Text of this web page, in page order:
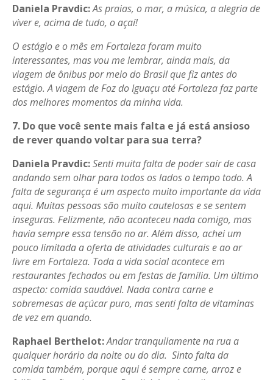
Daniela Pravdic:As praias, o mar, a música, a alegria de
viver e, acima de tudo, o açaí!
O estágio e o mês em Fortaleza foram muito
interessantes, mas vou me lembrar, ainda mais, da
viagem de ônibus por meio do Brasil que fiz antes do
estágio. A viagem de Foz do Iguaçu até Fortaleza faz parte
dos melhores momentos da minha vida.
7. Do que você sente mais falta e já está ansioso
de rever quando voltar para sua terra?
Daniela Pravdic:Senti muita falta de poder sair de casa
andando sem olhar para todos os lados o tempo todo. A
falta de segurança é um aspecto muito importante da vida
aqui. Muitas pessoas são muito cautelosas e se sentem
inseguras. Felizmente, não aconteceu nada comigo, mas
havia sempre essa tensão no ar. Além disso, achei um
pouco limitada a oferta de atividades culturais e ao ar
livre em Fortaleza. Toda a vida social acontece em
restaurantes fechados ou em festas de família. Um último
aspecto: comida saudável. Nada contra carne e
sobremesas de açúcar puro, mas senti falta de vitaminas
de vez em quando.
Raphael Berthelot:Andar tranquilamente na rua a
qualquer horário da noite ou do dia. Sinto falta da
comida também, porque aqui é sempre carne, arroz e